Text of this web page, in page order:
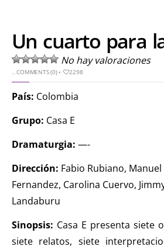
Un cuarto para
No hay valoraciones
..COMMENTS (0)• 2298
País: Colombia
Grupo: Casa E
Dramaturgia: —-
Dirección: Fabio Rubiano,
Fernandez, Carolina Cuervo,
Landaburu
Sinopsis: Casa E presenta siete
siete relatos, siete